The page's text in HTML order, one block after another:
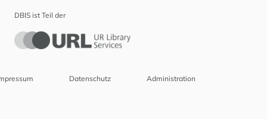
DBIS ist Teil der
Datenschutz Administration